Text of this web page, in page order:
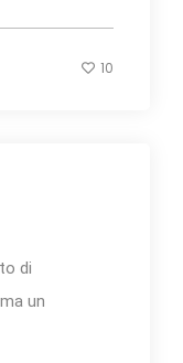
10
di
un